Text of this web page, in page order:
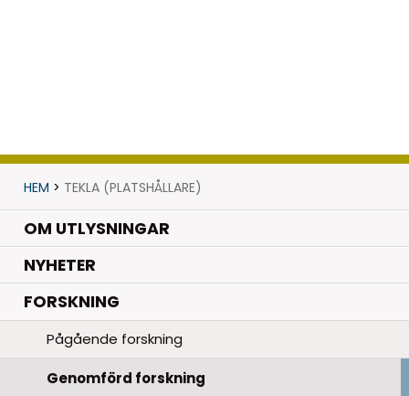
HEM > TEKLA (PLATSHÅLLARE)
OM UTLYSNINGAR
NYHETER.
FORSKNING.
Pågående forskning
Genomförd forskning